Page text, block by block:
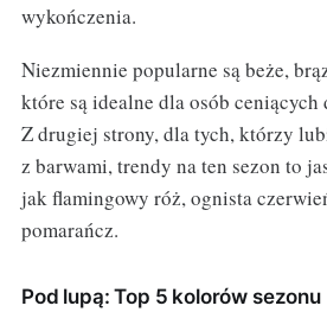
wykończenia.
Niezmiennie popularne są beże,
które są idealne dla osób
Z drugiej strony, dla tych, którzy
z barwami, trendy na ten sezon to
jak flamingowy róż, ognista
pomarańcz.
Pod lupą: Top 5 kolorów sezonu